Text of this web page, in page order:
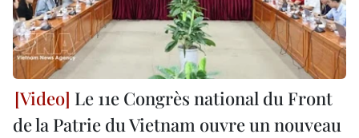
Le 11e Congrès national du Front
de la Patrie du Vietnam ouvre un nouveau